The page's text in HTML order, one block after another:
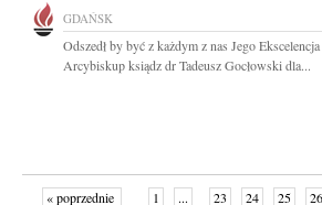
GDAŃSK
Odszedł by być z każdym z nas Jego Ekscelencja
Arcybiskup ksiądz dr Tadeusz Gocłowski dla...
« poprzednie 1 ... 23 24 25 26